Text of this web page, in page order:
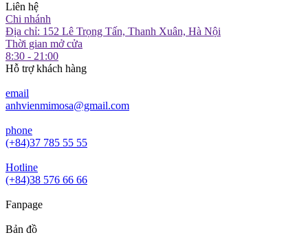
Liên hệ
Chi nhánh
Địa chỉ: 152 Lê Trọng Tấn, Thanh Xuân, Hà Nội
Thời gian mở cửa
8:30 - 21:00
Hỗ trợ khách hàng
email
anhvienmimosa@gmail.com
phone
(+84)37 785 55 55
Hotline
(+84)38 576 66 66
Fanpage
Bản đồ